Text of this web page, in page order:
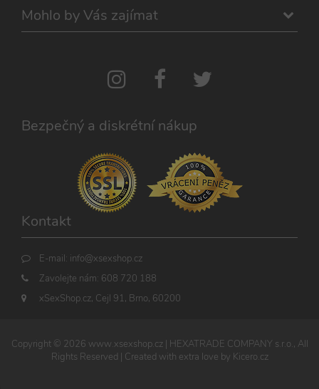
Mohlo by Vás zajímat
Bezpečný a diskrétní nákup
Kontakt
E-mail: info@xsexshop.cz
Zavolejte nám: 608 720 188
xSexShop.cz, Cejl 91, Brno, 60200
Copyright © 2026 www.xsexshop.cz| HEXATRADE COMPANY s.r.o., All
Rights Reserved | Created with extra love by Kicero.cz